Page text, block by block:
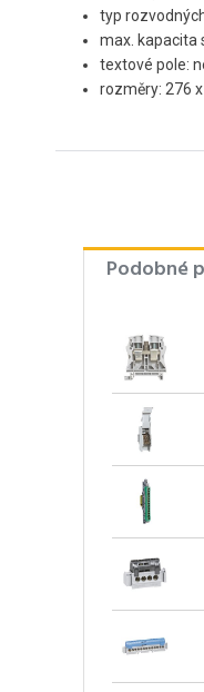
typ
max. kapacita
textové pole:
rozměry: 276
Podobné